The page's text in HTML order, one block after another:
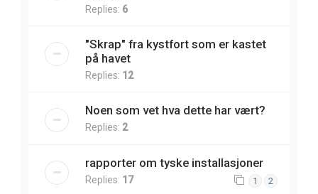
Replies: 6
"Skrap" fra kystfort som er kastet
på havet
Replies: 12
Noen som vet hva dette har vært?
Replies: 2
rapporter om tyske installasjoner
Replies: 17 1 2